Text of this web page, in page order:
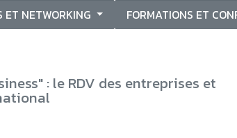
ET NETWORKING FORMATIONS ET
: le RDV des entreprises et